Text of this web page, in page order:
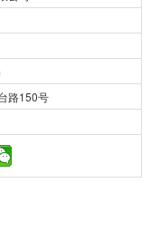
路150号